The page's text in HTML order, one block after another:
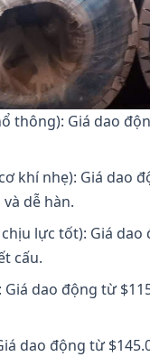
thông): Giá dao
khí nhẹ): Giá dao
dễ hàn.
lực tốt): Giá
cấu.
Giá dao động từ
dao động từ